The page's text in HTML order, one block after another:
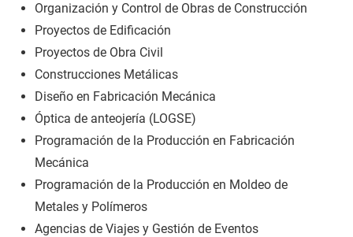
Organización y Control de Obras de Construcción
Proyectos de Edificación
Proyectos de Obra Civil
Construcciones Metálicas
Diseño en Fabricación Mecánica
Óptica de anteojería (LOGSE)
Programación de la Producción en Fabricación
Mecánica
Programación de la Producción en Moldeo de
Metales y Polímeros
Agencias de Viajes y Gestión de Eventos